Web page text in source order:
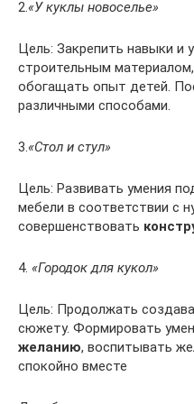
2.«У куклы новоселье»
Цель: Закрепить навыки и
строительным
обогащать опыт детей.
различными способами.
3.«Стол и стул»
Цель: Развивать умения
мебели в соответствии с
совершенствовать
4. «Городок для кукол»
Цель: Продолжать
сюжету. Формировать
желанию, воспитывать
спокойно вместе